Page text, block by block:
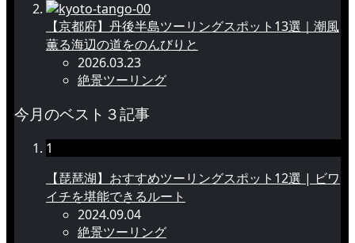
【京都府】丹後半島ツーリングスポット13選｜潮風
薫る海辺の道をのんびりと
2026.03.23
絶景ツーリング
今月のベスト３記事
1
【琵琶湖】おすすめツーリングスポット12選 | ビワ
イチを堪能できるルート
2024.09.04
絶景ツーリング